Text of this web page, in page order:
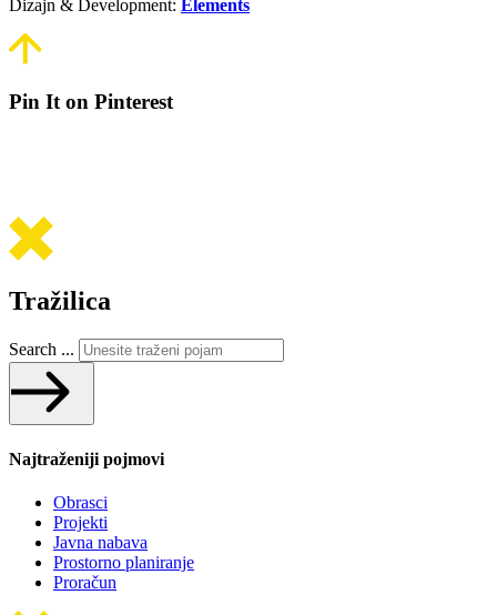
Dizajn & Development: Elements
Pin It on Pinterest
Tražilica
Search ...
Najtraženiji pojmovi
Obrasci
Projekti
Javna nabava
Prostorno planiranje
Proračun